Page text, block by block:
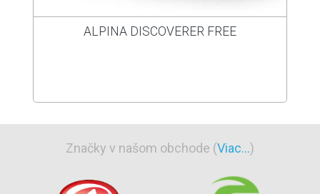
ALPINA DISCOVERER FREE
Značky v našom obchode (Viac...)